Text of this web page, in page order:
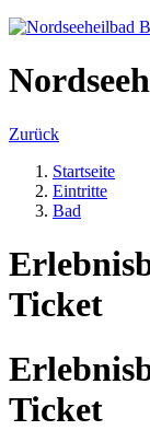
Zurück
Startseite
Eintritte
Bad
Ticket
Ticket